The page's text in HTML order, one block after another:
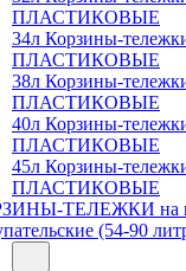
ПЛАСТИКОВЫЕ
34л Корзины-
ПЛАСТИКОВЫЕ
38л Корзины-
ПЛАСТИКОВЫЕ
40л Корзины-
ПЛАСТИКОВЫЕ
45л Корзины-
ПЛАСТИКОВЫЕ
ТЕЛЕЖКИ на
(54-90